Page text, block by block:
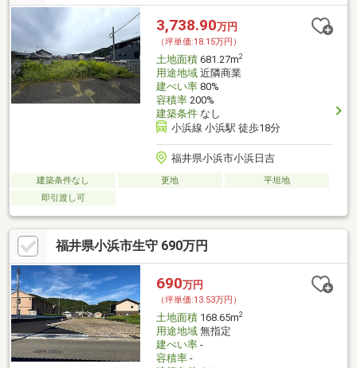
3,738.90万円
（坪単価:18.15万円）
土地面積681.27m2
用途地域近隣商業
建ぺい率80%
容積率200%
建築条件なし
小浜線 小浜駅 徒歩18分
福井県小浜市小浜日吉
建築条件なし 更地
平坦地
即引渡し可
福井県小浜市生守 690万円
690万円
（坪単価:13.53万円）
土地面積168.65m2
用途地域無指定
建ぺい率-
容積率-